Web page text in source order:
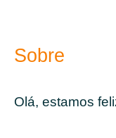
Sobre
Olá, estamos